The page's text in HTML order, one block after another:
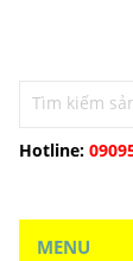
Hotline:
MENU